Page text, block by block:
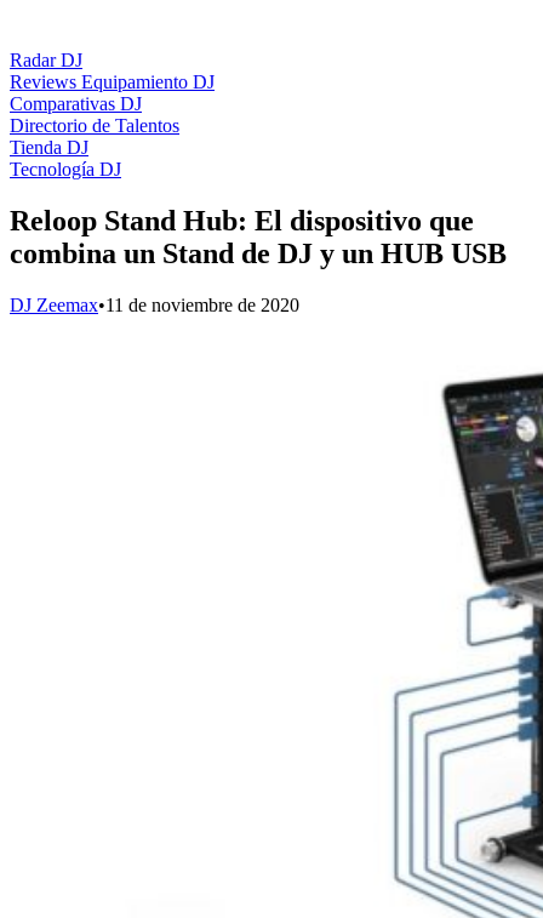
Radar DJ
Reviews Equipamiento DJ
Comparativas DJ
Directorio de Talentos
Tienda DJ
Tecnología DJ
Reloop Stand Hub: El dispositivo que
combina un Stand de DJ y un HUB USB
DJ Zeemax•11 de noviembre de 2020